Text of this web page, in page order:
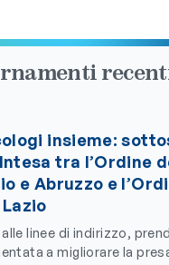
insieme:
tra l’Ordine
e Abruzzo e
linee di indirizzo,
a migliorare la